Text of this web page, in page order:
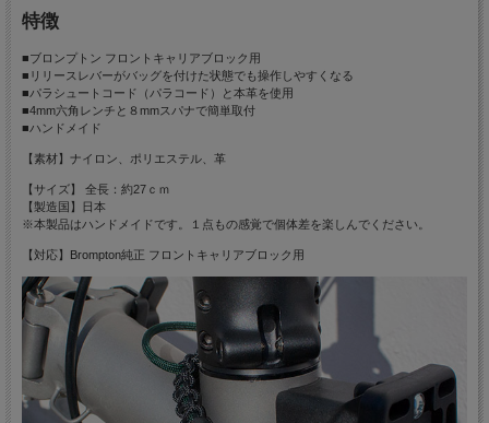
特徴
■ブロンプトン フロントキャリアブロック用
■リリースレバーがバッグを付けた状態でも操作しやすくなる
■パラシュートコード（パラコード）と本革を使用
■4mm六角レンチと８mmスパナで簡単取付
■ハンドメイド
【素材】ナイロン、ポリエステル、革
【サイズ】 全長：約27ｃｍ
【製造国】日本
※本製品はハンドメイドです。１点もの感覚で個体差を楽しんでください。
【対応】Brompton純正 フロントキャリアブロック用